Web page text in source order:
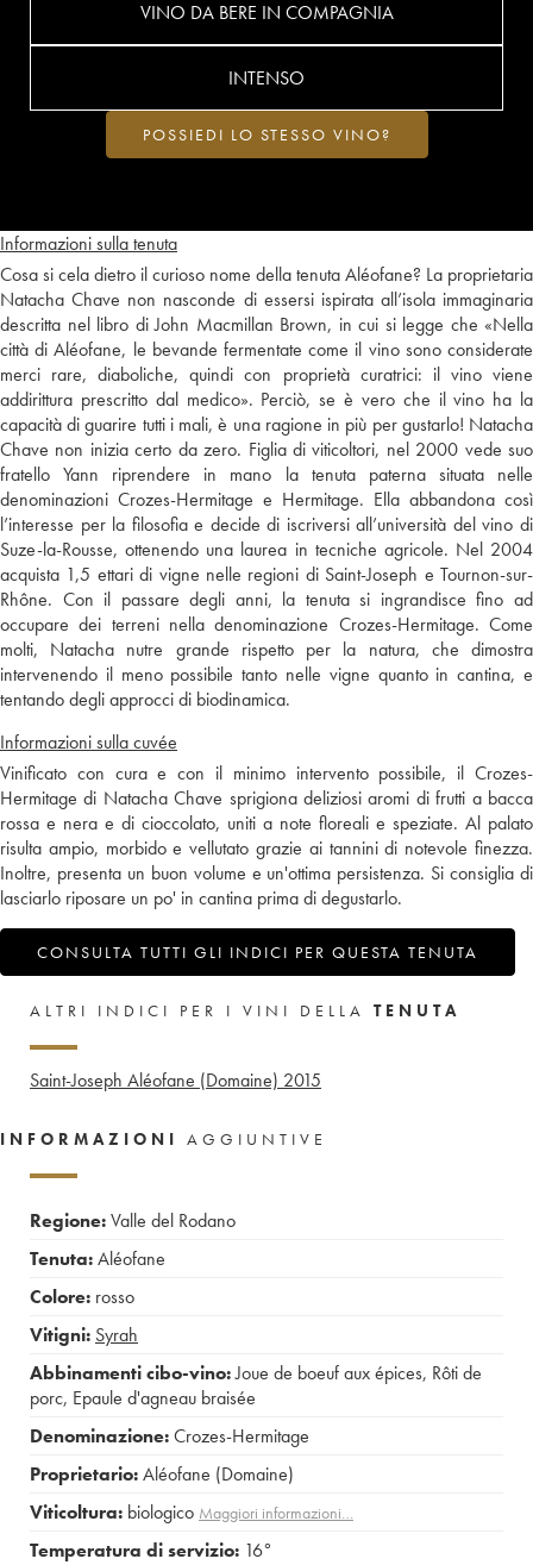
Informazioni sulla tenuta
Cosa si cela dietro il curioso nome della tenuta Aléofane? La proprietaria
Natacha Chave non nasconde di essersi ispirata all’isola immaginaria
descritta nel libro di John Macmillan Brown, in cui si legge che «Nella
città di Aléofane, le bevande fermentate come il vino sono considerate
merci rare, diaboliche, quindi con proprietà curatrici: il vino viene
addirittura prescritto dal medico». Perciò, se è vero che il vino ha la
capacità di guarire tutti i mali, è una ragione in più per gustarlo! Natacha
Chave non inizia certo da zero. Figlia di viticoltori, nel 2000 vede suo
fratello Yann riprendere in mano la tenuta paterna situata nelle
denominazioni Crozes-Hermitage e Hermitage. Ella abbandona così
l’interesse per la filosofia e decide di iscriversi all’università del vino di
Suze-la-Rousse, ottenendo una laurea in tecniche agricole. Nel 2004
acquista 1,5 ettari di vigne nelle regioni di Saint-Joseph e Tournon-sur-
Rhône. Con il passare degli anni, la tenuta si ingrandisce fino ad
occupare dei terreni nella denominazione Crozes-Hermitage. Come
molti, Natacha nutre grande rispetto per la natura, che dimostra
intervenendo il meno possibile tanto nelle vigne quanto in cantina, e
tentando degli approcci di biodinamica.
Informazioni sulla cuvée
Vinificato con cura e con il minimo intervento possibile, il Crozes-
Hermitage di Natacha Chave sprigiona deliziosi aromi di frutti a bacca
rossa e nera e di cioccolato, uniti a note floreali e speziate. Al palato
risulta ampio, morbido e vellutato grazie ai tannini di notevole finezza.
Inoltre, presenta un buon volume e un'ottima persistenza. Si consiglia di
lasciarlo riposare un po' in cantina prima di degustarlo.
CONSULTA TUTTI GLI INDICI PER QUESTA TENUTA
VINO DA BERE IN COMPAGNIA
INTENSO
POSSIEDI LO STESSO VINO?
ALTRI INDICI PER I VINI DELLA TENUTA
Saint-Joseph Aléofane (Domaine) 2015
INFORMAZIONI AGGIUNTIVE
Regione:Valle del Rodano
Tenuta:Aléofane
Colore: rosso
Vitigni: Syrah
Abbinamenti cibo-vino:Joue de boeuf aux épices, Rôti de
porc, Epaule d'agneau braisée
Denominazione:Crozes-Hermitage
Proprietario:Aléofane (Domaine)
Viticoltura: biologico Maggiori informazioni…
Temperatura di servizio: 16°